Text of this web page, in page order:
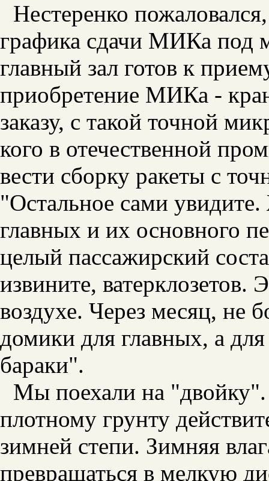
Нестеренко
графика сдачи МИКа под
главный зал готов к
приобретение МИКа -
заказу, с такой точной
кого в отечественной
вести сборку ракеты с
"Остальное сами
главных и их основного
целый пассажирский
извините, ватерклозетов.
воздухе. Через месяц, не
домики для главных, а
бараки".
Мы поехали на
плотному грунту
зимней степи. Зимняя
превращаться в мелкую